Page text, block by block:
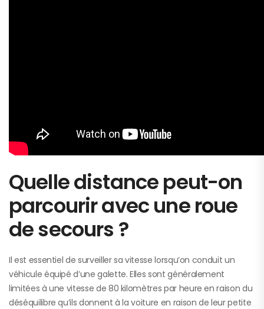
Quelle distance peut-on
parcourir avec une roue
de secours ?
Il est essentiel de surveiller sa vitesse lorsqu’on conduit un
véhicule équipé d’une galette. Elles sont généralement
limitées à une vitesse de 80 kilomètres par heure en raison du
déséquilibre qu’ils donnent à la voiture en raison de leur petite